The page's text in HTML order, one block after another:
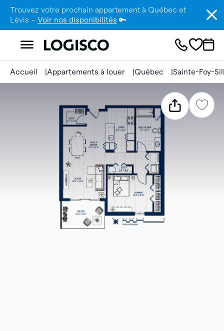
Trouvez votre prochain appartement à Québec et
Lévis – Voir nos disponibilités 🔑
Accueil Appartements à louer Québec Sainte-Foy-